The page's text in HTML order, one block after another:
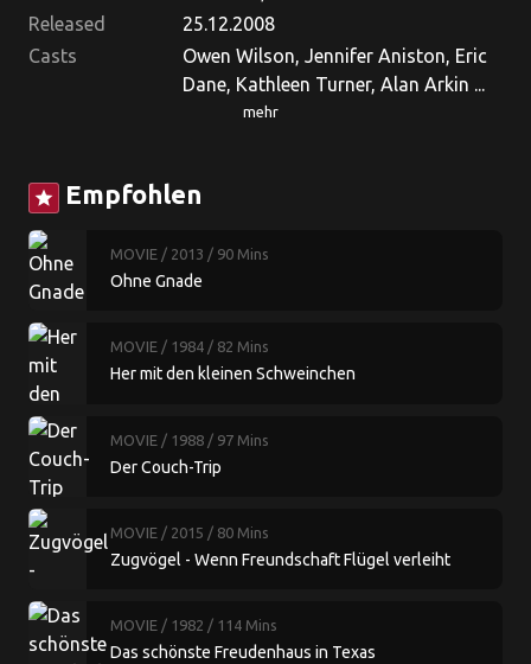
Released
25.12.2008
Casts
Owen Wilson, Jennifer Aniston, Eric
Dane, Kathleen Turner, Alan Arkin ...
mehr
star Empfohlen
MOVIE / 2013 / 90 Mins
Ohne Gnade
MOVIE / 1984 / 82 Mins
Her mit den kleinen Schweinchen
MOVIE / 1988 / 97 Mins
Der Couch-Trip
MOVIE / 2015 / 80 Mins
Zugvögel - Wenn Freundschaft Flügel verleiht
MOVIE / 1982 / 114 Mins
Das schönste Freudenhaus in Texas